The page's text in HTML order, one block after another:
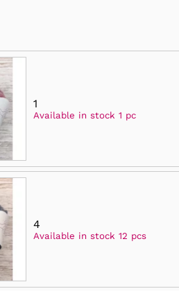
1
Available in stock 1 pc
4
Available in stock 12 pcs